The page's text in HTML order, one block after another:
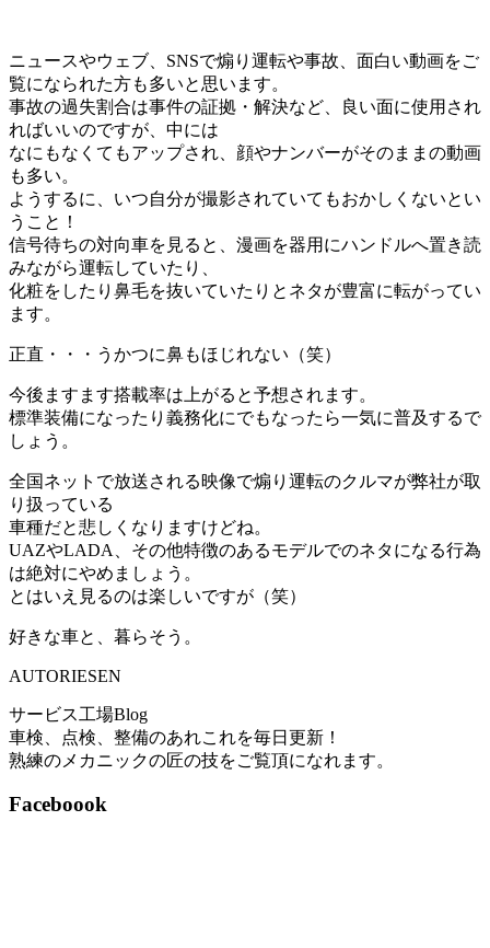
ニュースやウェブ、SNSで煽り運転や事故、面白い動画をご
覧になられた方も多いと思います。
事故の過失割合は事件の証拠・解決など、良い面に使用され
ればいいのですが、中には
なにもなくてもアップされ、顔やナンバーがそのままの動画
も多い。
ようするに、いつ自分が撮影されていてもおかしくないとい
うこと！
信号待ちの対向車を見ると、漫画を器用にハンドルへ置き読
みながら運転していたり、
化粧をしたり鼻毛を抜いていたりとネタが豊富に転がってい
ます。
正直・・・うかつに鼻もほじれない（笑）
今後ますます搭載率は上がると予想されます。
標準装備になったり義務化にでもなったら一気に普及するで
しょう。
全国ネットで放送される映像で煽り運転のクルマが弊社が取
り扱っている
車種だと悲しくなりますけどね。
UAZやLADA、その他特徴のあるモデルでのネタになる行為
は絶対にやめましょう。
とはいえ見るのは楽しいですが（笑）
好きな車と、暮らそう。
AUTORIESEN
サービス工場Blog
車検、点検、整備のあれこれを毎日更新！
熟練のメカニックの匠の技をご覧頂になれます。
Faceboook